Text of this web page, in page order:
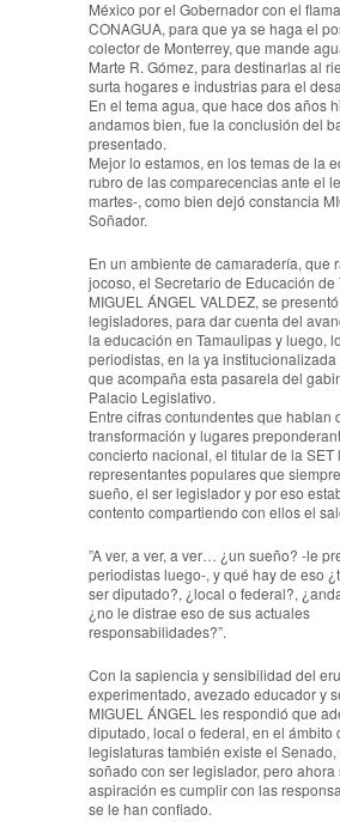
México por el Gobernador con el
CONAGUA, para que ya se haga el
colector de Monterrey, que mande
Marte R. Gómez, para destinarlas al
surta hogares e industrias para el
En el tema agua, que hace dos años
andamos bien, fue la conclusión del
presentado.
Mejor lo estamos, en los temas de la
rubro de las comparecencias ante el
martes-, como bien dejó constancia
Soñador.
En un ambiente de camaradería, que
jocoso, el Secretario de Educación de
MIGUEL ÁNGEL VALDEZ, se
legisladores, para dar cuenta del
la educación en Tamaulipas y luego,
periodistas, en la ya
que acompaña esta pasarela del
Palacio Legislativo.
Entre cifras contundentes que hablan
transformación y lugares
concierto nacional, el titular de la SET
representantes populares que
sueño, el ser legislador y por eso
contento compartiendo con ellos el
”A ver, a ver, a ver… ¿un sueño? -le
periodistas luego-, y qué hay de eso
ser diputado?, ¿local o federal?,
¿no le distrae eso de sus actuales
responsabilidades?”.
Con la sapiencia y sensibilidad del
experimentado, avezado educador y
MIGUEL ÁNGEL les respondió que
diputado, local o federal, en el ámbito
legislaturas también existe el
soñado con ser legislador, pero ahora
aspiración es cumplir con las
se le han confiado.